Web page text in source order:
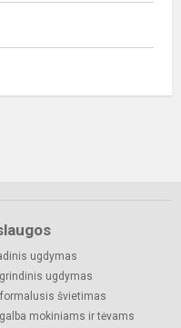
ugdymas
ugdymas
švietimas
mokiniams ir tėvams